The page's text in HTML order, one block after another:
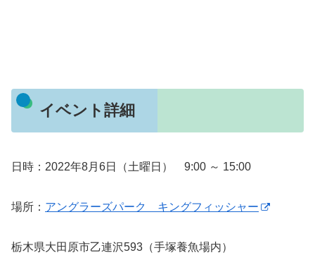
イベント詳細
日時：2022年8月6日（土曜日） 9:00 ～ 15:00
場所： アングラーズパーク キングフィッシャー
栃木県大田原市乙連沢593（手塚養魚場内）